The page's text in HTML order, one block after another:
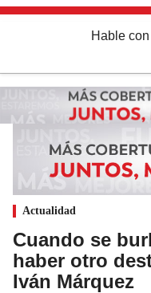
Hable con
Actualidad
Cuando se
haber otro
Iván Márquez